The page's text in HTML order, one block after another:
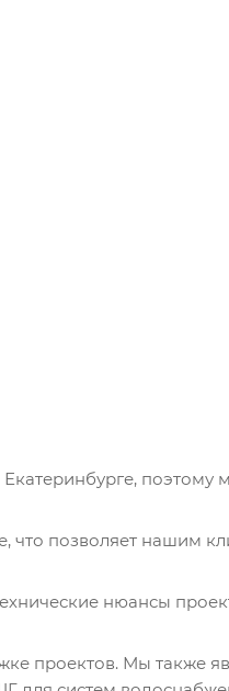
поэтому
позволяет нашим
нюансы
проектов. Мы также